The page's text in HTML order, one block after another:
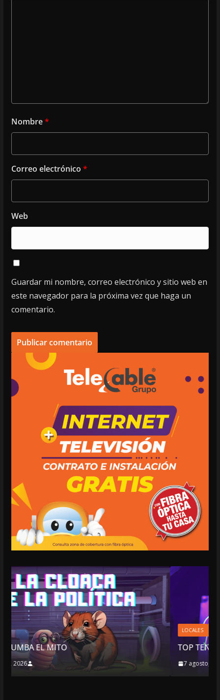
Nombre*
Correo electrónico *
Web
Guardar mi nombre, correo electrónico y sitio web en
este navegador para la próxima vez que haga un
comentario.
LOCALES OPINIÓN
TOP TEN DEL REPUDIO
7 agosto, 2026